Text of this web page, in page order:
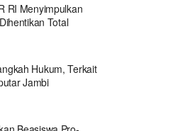
RI Menyimpulkan
Total
Hukum, Terkait
Jambi